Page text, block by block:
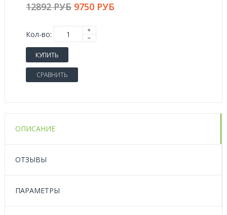
12892 РУБ 9750 РУБ
Кол-во:
КУПИТЬ
СРАВНИТЬ
ОПИСАНИЕ
ОТЗЫВЫ
ПАРАМЕТРЫ